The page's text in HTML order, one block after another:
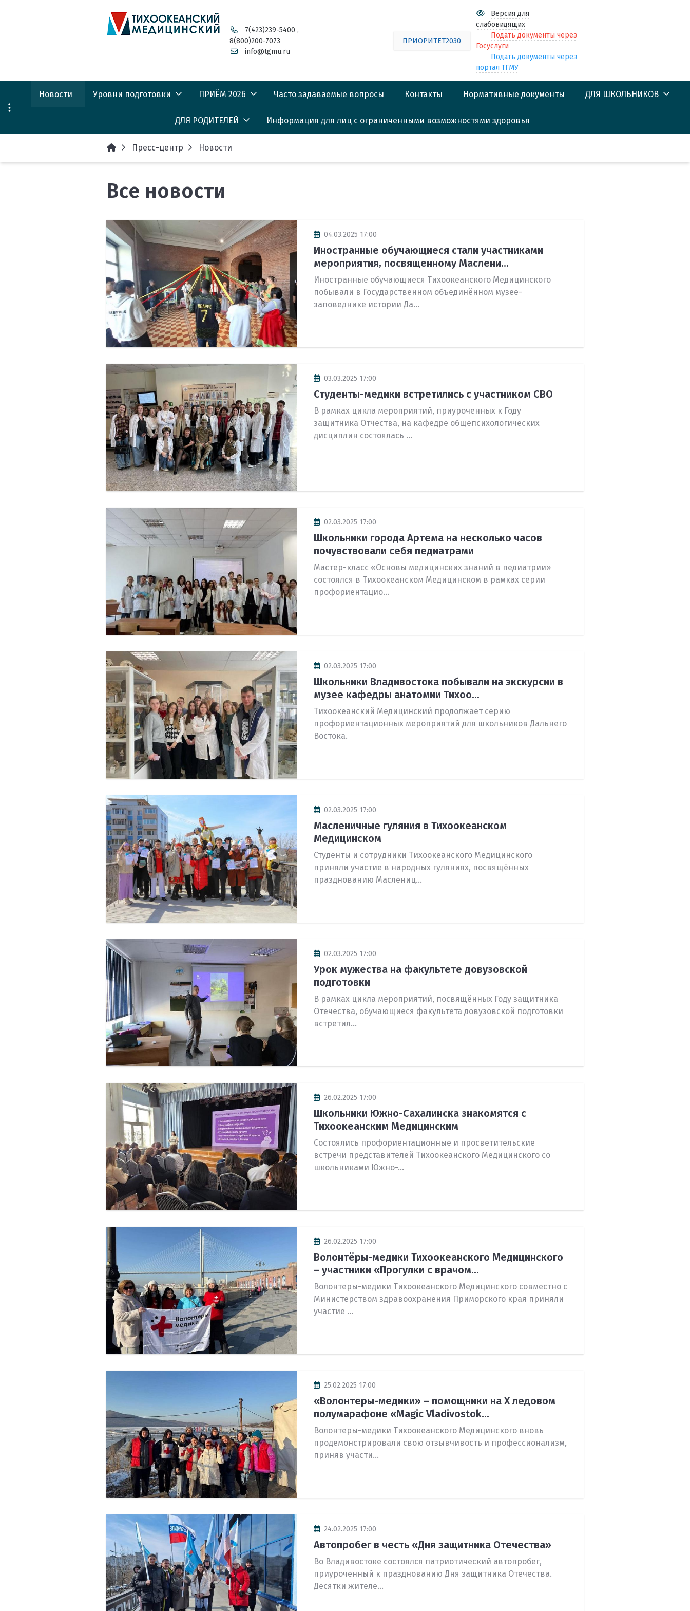
7(423)239-5400 ,
8(800)200-7073
info@tgmu.ru
ПРИОРИТЕТ2030
Версия для
слабовидящих
Подать документы через
Госуслуги
Подать документы через
портал ТГМУ
Новости Уровни подготовки
Факультет довузовской
Специалитет
Магистратура
Ординатура
Аспирантура
ПРИЁМ 2026
КАЛЕНДАРЬ АБИТУРИЕНТА
ПРИЁМ 2026
конкурсные списки
Часто задаваемые вопросы Контакты Нормативные документы ДЛЯ ШКОЛЬНИКОВ
ДЛЯ РОДИТЕЛЕЙ
Центр профориентации
Об университете
Факультет довузовской
подготовки (Лицей)
Информация о целевом
обучении
Информация про
общежития
Информация про
стипендии и меры
поддержки
университете
Информация для лиц с ограниченными возможностями здоровья
Пресс-центр Новости
Все новости
04.03.2025 17:00
Иностранные обучающиеся стали участниками
мероприятия, посвященному Маслени...
Иностранные обучающиеся Тихоокеанского Медицинского
побывали в Государственном объединённом музее-
заповеднике истории Да...
03.03.2025 17:00
Студенты-медики встретились с участником СВО
В рамках цикла мероприятий, приуроченных к Году
защитника Отчества, на кафедре общепсихологических
дисциплин состоялась ...
02.03.2025 17:00
Школьники города Артема на несколько часов
почувствовали себя педиатрами
Мастер-класс «Основы медицинских знаний в педиатрии»
состоялся в Тихоокеанском Медицинском в рамках серии
профориентацио...
02.03.2025 17:00
Школьники Владивостока побывали на экскурсии в
музее кафедры анатомии Тихоо...
Тихоокеанский Медицинский продолжает серию
профориентационных мероприятий для школьников Дальнего
Востока.
02.03.2025 17:00
Масленичные гуляния в Тихоокеанском
Медицинском
Студенты и сотрудники Тихоокеанского Медицинского
приняли участие в народных гуляниях, посвящённых
празднованию Маслениц...
02.03.2025 17:00
Урок мужества на факультете довузовской
подготовки
В рамках цикла мероприятий, посвящённых Году защитника
Отечества, обучающиеся факультета довузовской подготовки
встретил...
26.02.2025 17:00
Школьники Южно-Сахалинска знакомятся с
Тихоокеанским Медицинским
Состоялись профориентационные и просветительские
встречи представителей Тихоокеанского Медицинского со
школьниками Южно-...
26.02.2025 17:00
Волонтёры-медики Тихоокеанского Медицинского
– участники «Прогулки с врачом...
Волонтеры-медики Тихоокеанского Медицинского совместно с
Министерством здравоохранения Приморского края приняли
участие ...
25.02.2025 17:00
«Волонтеры-медики» – помощники на X ледовом
полумарафоне «Magic Vladivostok...
Волонтеры-медики Тихоокеанского Медицинского вновь
продемонстрировали свою отзывчивость и профессионализм,
приняв участи...
24.02.2025 17:00
Автопробег в честь «Дня защитника Отечества»
Во Владивостоке состоялся патриотический автопробег,
приуроченный к празднованию Дня защитника Отечества.
Десятки жителе...